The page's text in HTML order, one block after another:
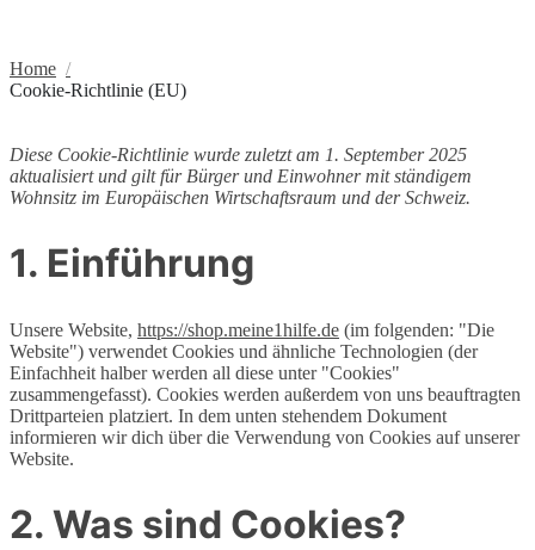
Home
Cookie-Richtlinie (EU)
Diese Cookie-Richtlinie wurde zuletzt am 1. September 2025
aktualisiert und gilt für Bürger und Einwohner mit ständigem
Wohnsitz im Europäischen Wirtschaftsraum und der Schweiz.
1. Einführung
Unsere Website, https://shop.meine1hilfe.de (im folgenden: "Die
Website") verwendet Cookies und ähnliche Technologien (der
Einfachheit halber werden all diese unter "Cookies"
zusammengefasst). Cookies werden außerdem von uns beauftragten
Drittparteien platziert. In dem unten stehendem Dokument
informieren wir dich über die Verwendung von Cookies auf unserer
Website.
2. Was sind Cookies?